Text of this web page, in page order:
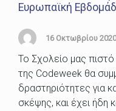
Ευρωπαϊκή
16 Οκτωβρίου 2020
Το Σχολείο μας
της Codeweek θα
δραστηριότητες για
σκέψης, και έχει ήδη